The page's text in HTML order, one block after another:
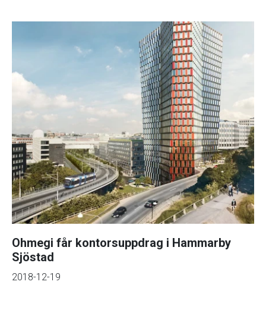
Ohmegi får kontorsuppdrag i Hammarby
Sjöstad
2018-12-19